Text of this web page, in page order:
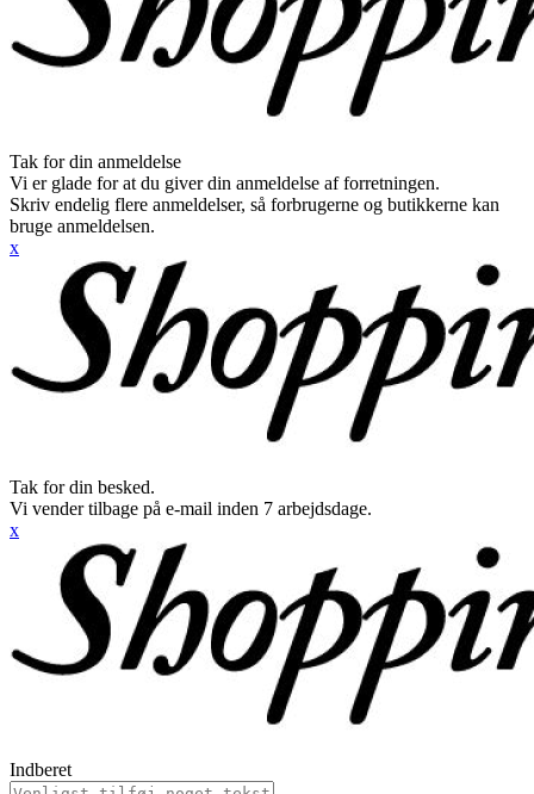
Tak for din anmeldelse
Vi er glade for at du giver din anmeldelse af forretningen.
Skriv endelig flere anmeldelser, så forbrugerne og butikkerne kan
bruge anmeldelsen.
x
Tak for din besked.
Vi vender tilbage på e-mail inden 7 arbejdsdage.
x
Indberet